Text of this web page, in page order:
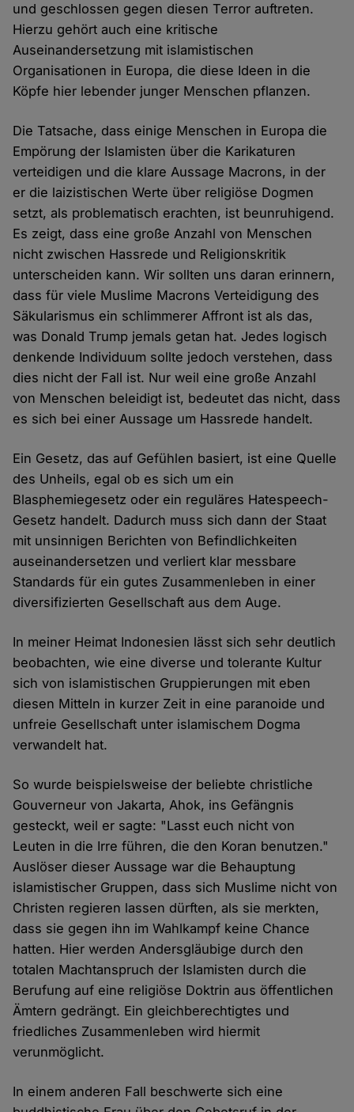
und geschlossen gegen diesen Terror auftreten.
Hierzu gehört auch eine kritische
Auseinandersetzung mit islamistischen
Organisationen in Europa, die diese Ideen in die
Köpfe hier lebender junger Menschen pflanzen.
Die Tatsache, dass einige Menschen in Europa die
Empörung der Islamisten über die Karikaturen
verteidigen und die klare Aussage Macrons, in der
er die laizistischen Werte über religiöse Dogmen
setzt, als problematisch erachten, ist beunruhigend.
Es zeigt, dass eine große Anzahl von Menschen
nicht zwischen Hassrede und Religionskritik
unterscheiden kann. Wir sollten uns daran erinnern,
dass für viele Muslime Macrons Verteidigung des
Säkularismus ein schlimmerer Affront ist als das,
was Donald Trump jemals getan hat. Jedes logisch
denkende Individuum sollte jedoch verstehen, dass
dies nicht der Fall ist. Nur weil eine große Anzahl
von Menschen beleidigt ist, bedeutet das nicht, dass
es sich bei einer Aussage um Hassrede handelt.
Ein Gesetz, das auf Gefühlen basiert, ist eine Quelle
des Unheils, egal ob es sich um ein
Blasphemiegesetz oder ein reguläres Hatespeech-
Gesetz handelt. Dadurch muss sich dann der Staat
mit unsinnigen Berichten von Befindlichkeiten
auseinandersetzen und verliert klar messbare
Standards für ein gutes Zusammenleben in einer
diversifizierten Gesellschaft aus dem Auge.
In meiner Heimat Indonesien lässt sich sehr deutlich
beobachten, wie eine diverse und tolerante Kultur
sich von islamistischen Gruppierungen mit eben
diesen Mitteln in kurzer Zeit in eine paranoide und
unfreie Gesellschaft unter islamischem Dogma
verwandelt hat.
So wurde beispielsweise der beliebte christliche
Gouverneur von Jakarta, Ahok, ins Gefängnis
gesteckt, weil er sagte: "Lasst euch nicht von
Leuten in die Irre führen, die den Koran benutzen."
Auslöser dieser Aussage war die Behauptung
islamistischer Gruppen, dass sich Muslime nicht von
Christen regieren lassen dürften, als sie merkten,
dass sie gegen ihn im Wahlkampf keine Chance
hatten. Hier werden Andersgläubige durch den
totalen Machtanspruch der Islamisten durch die
Berufung auf eine religiöse Doktrin aus öffentlichen
Ämtern gedrängt. Ein gleichberechtigtes und
friedliches Zusammenleben wird hiermit
verunmöglicht.
In einem anderen Fall beschwerte sich eine